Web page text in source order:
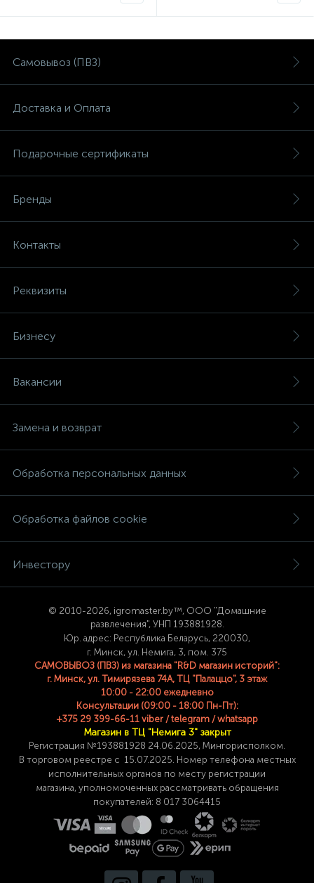
Самовывоз (ПВЗ)
Доставка и Оплата
Подарочные сертификаты
Бренды
Контакты
Реквизиты
Бизнесу
Вакансии
Замена и возврат
Обработка персональных данных
Обработка файлов cookie
Инвестору
© 2010-2026, igromaster.by™, ООО "Домашние
развлечения", УНП 193881928.
Юр. адрес: Республика Беларусь, 220030,
г. Минск, ул. Немига, 3, пом. 375
САМОВЫВОЗ (ПВЗ) из магазина "R&D магазин историй":
г. Минск, ул. Тимирязева 74A, ТЦ "Палаццо", 3 этаж
10:00 - 22:00 ежедневно
Консультации (09:00 - 18:00 Пн-Пт):
+375 29 399-66-11 viber / telegram / whatsapp
Магазин в ТЦ "Немига 3" закрыт
Регистрация №193881928 24 .06.2025, Мингорисполком.
В торговом реестре с 15.07.2025. Номер телефона местных
исполнительных органов по месту регистрации
магазина,уполномоченных рассматривать обращения
покупателей: 8 017 3064415